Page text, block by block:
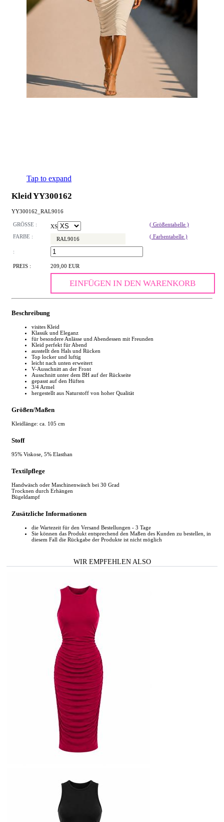
Tap to expand
Kleid YY300162
YY300162_RAL9016
GRÖSSE : XS
( Größentabelle )
FARBE :
RAL9016 ( Farbentabelle )
:
PREIS : 209,00 EUR
EINFÜGEN IN DEN WARENKORB
Beschreibung
visites Kleid
Klassik und Eleganz
für besondere Anlässe und Abendessen mit Freunden
Kleid perfekt für Abend
ausstellt den Hals und Rücken
Top locker und luftig
leicht nach unten erweitert
V-Ausschnitt an der Front
Ausschnitt unter dem BH auf der Rückseite
gepasst auf den Hüften
3/4 Armel
hergestellt aus Naturstoff von hoher Qualität
Größen/Maßen
Kleidlänge: ca. 105 cm
Stoff
95% Viskose, 5% Elasthan
Textilpflege
Handwäsch oder Maschinenwäsch bei 30 Grad
Trocknen durch Erhängen
Bügeldampf
Zusätzliche Informationen
die Wartezeit für den Versand Bestellungen - 3 Tage
Sie können das Produkt entsprechend den Maßen des Kunden zu bestellen, in
diesem Fall die Rückgabe der Produkte ist nicht möglich
WIR EMPFEHLEN ALSO